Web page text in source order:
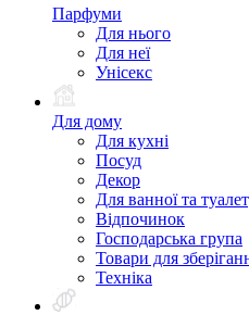
Парфуми
Для нього
Для неї
Унісекс
Для дому
Для кухні
Посуд
Декор
Для ванної та
Відпочинок
Господарська група
Товари для
Техніка